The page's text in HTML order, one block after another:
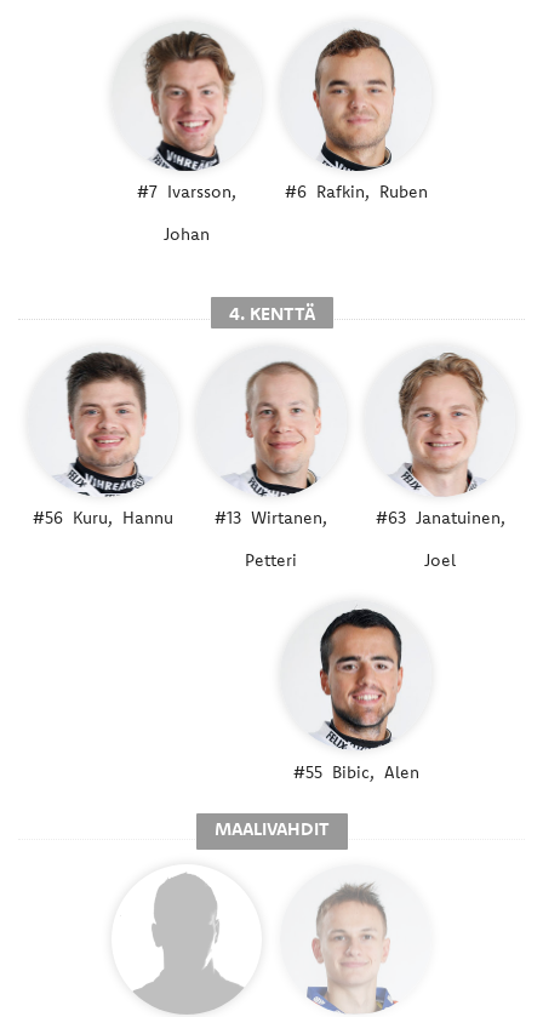
#7 Ivarsson,
Johan
#6 Rafkin, Ruben
4. KENTTÄ
#56 Kuru, Hannu #13 Wirtanen,
Petteri
#63 Janatuinen,
Joel
#55 Bibic, Alen
MAALIVAHDIT